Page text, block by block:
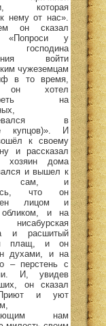
которая
нему от нас».
он сказал
«Попроси у
господина
войти
чужеземцам
в то время,
он хотел
на
в
купцов)». И
к своему
и рассказал
дома
и вышел к
сам, и
что он
лицом и
обликом, и на
и расшитый
плащ, и он
духами, и на
– перстень с
И, увидев
он сказал
и уют
нам